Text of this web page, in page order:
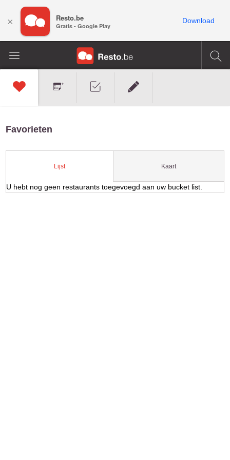
Favorieten
Lijst Kaart
U hebt nog geen restaurants toegevoegd aan uw bucket list.
× Resto.be
Gratis - Google Play
Download